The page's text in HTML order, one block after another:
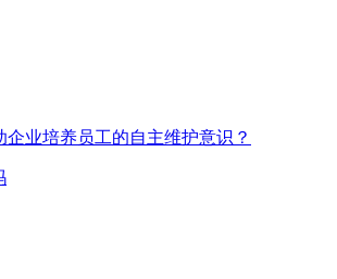
企业培养员工的自主维护意识？